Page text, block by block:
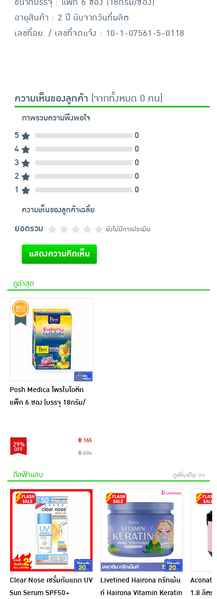
ขนาดบรรจุ : แพ็ก 6 ซอง (18กรัม/ซอง)
อายุสินค้า : 2 ปี นับจากวันที่ผลิต
เลขที่อย. / เลขที่จดแจ้ง : 10-1-07561-5-0118
ความเห็นของลูกค้า (จากทั้งหมด 0 คน)
ภาพรวมความพึงพอใจ
5
0
4
0
3
0
2
0
1
0
ความเห็นของลูกค้าเฉลี่ย
ยอดรวม ยังไม่มีการประเมิน
แสดงความคิดเห็น
ดูล่าสุด
Posh Medica โพรไบโอติก
แพ็ก 6 ซอง (บรรจุ 18กรัม/
29%
฿ 165
฿ 234
ดีลฟ้าแลบ ดูเพิ่มเติม >>
Clear Nose เซรั่มกันแดด UV
Sun Serum SPF50+
Livetined Hairona ทรีทเม้น
ท์ Hairona Vitamin Keratin
1.8 ลิตร